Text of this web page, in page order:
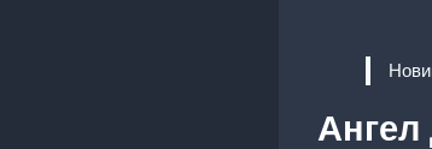
Ангел